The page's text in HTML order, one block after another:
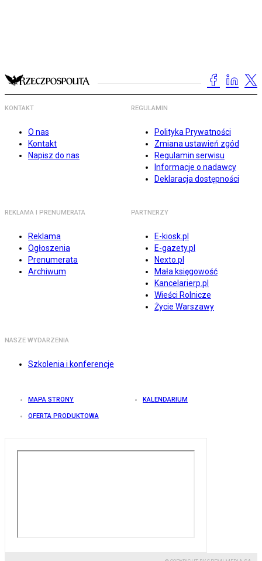
KONTAKT
O nas
Kontakt
Napisz do nas
REGULAMIN
Polityka Prywatności
Zmiana ustawień zgód
Regulamin serwisu
Informacje o nadawcy
Deklaracja dostępności
REKLAMA I PRENUMERATA
Reklama
Ogłoszenia
Prenumerata
Archiwum
PARTNERZY
E-kiosk.pl
E-gazety.pl
Nexto.pl
Mała księgowość
Kancelarierp.pl
Wieści Rolnicze
Życie Warszawy
NASZE WYDARZENIA
Szkolenia i konferencje
MAPA STRONY KALENDARIUM
OFERTA PRODUKTOWA